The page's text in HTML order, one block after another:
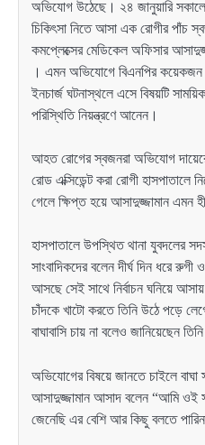
অভিযোগ উঠেছে। ২৪ জানুয়ারি সকালে
চিকিৎসা নিতে আসা এক রোগীর পাঁচ
কমপ্লেক্সের মেডিকেল অফিসার
। এমন অভিযোগে বিএনপির কয়েকজন
ইনচার্জ ঘটনাস্থলে এসে বিষয়টি
পরিস্থিতি নিয়ন্ত্রণে আনেন।
আহত রোগের স্বজনরা অভিযোগ
রোড এক্সিডেন্ট করা রোগী হাসপাতালে
গেলে ক্ষিপ্ত হয়ে আসাদুজ্জামান এমন
হাসপাতালে উপস্থিত থানা যুবদলের
সাংবাদিকদের বলেন দীর্ঘ দিন ধরে
আসছে সেই সাথে নির্বাচন ঘনিয়ে
চাঁদকে খাটো করতে তিনি উঠে পড়ে
বাঘাবাসি চায় না বলেও জানিয়েছেন
অভিযোগের বিষয়ে জানতে চাইলে বাঘা
আসাদুজ্জামান আসাদ বলেন “আমি ওই
জেনেছি এর বেশি আর কিছু বলতে